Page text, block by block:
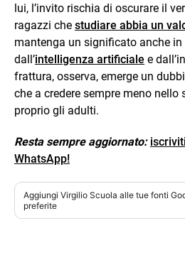
lui, l’invito rischia di oscurare il
ragazzi che studiare abbia un
mantenga un significato anche in
dall’intelligenza artificiale e
frattura, osserva, emerge un
che a credere sempre meno nello
proprio gli adulti.
Resta sempre aggiornato:
WhatsApp!
Aggiungi Virgilio Scuola alle tue fonti
preferite